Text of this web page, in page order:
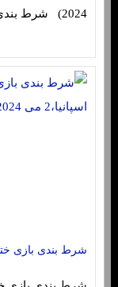
2024) شرط بندی بازی لوتون و اورتون (لیگ…
شرط بندی بازی ختافه و